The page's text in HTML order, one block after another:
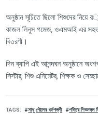
অনুষ্ঠান সূচিতে ছিলো শিশুদের নিয়ে র
কাজল লিনুস গমেজ, ওএমআই এর
বিতরণী।
দিন ব্যাপি এই আনন্দঘন অনুষ্ঠানে
সিস্টার, শিশু এনিমেটর, শিক্ষক ও
TAGS সাধু পৌলের ধর্মপল্লী পবিত্র শিশুমঙ্গল